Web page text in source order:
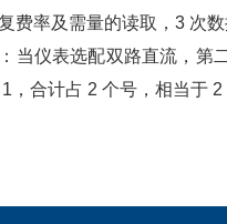
费率及需量的读取，3 次
当仪表选配双路直流，第
，合计占 2 个号，相当于 2